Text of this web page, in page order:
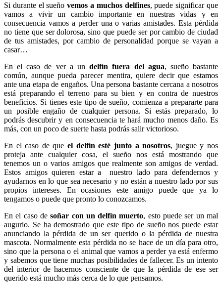
Si durante el sueñovemos a muchos delfines, puede significar que
vamos a vivir un cambio importante en nuestras vidas y en
consecuencia vamos a perder una o varias amistades. Esta pérdida
no tiene que ser dolorosa, sino que puede ser por cambio de ciudad
de tus amistades, por cambio de personalidad porque se vayan a
casar…
En el caso de ver a undelfín fuera del agua, sueño bastante
común, aunque pueda parecer mentira, quiere decir que estamos
ante una etapa de engaños. Una persona bastante cercana a nosotros
está preparando el terreno para su bien y en contra de nuestros
beneficios. Si tienes este tipo de sueño, comienza a prepararte para
un posible engaño de cualquier persona. Si estás preparado, lo
podrás descubrir y en consecuencia te hará mucho menos daño. Es
más, con un poco de suerte hasta podrás salir victorioso.
En el caso de queel delfín esté junto a nosotros, juegue y nos
proteja ante cualquier cosa, el sueño nos está mostrando que
tenemos un o varios amigos que realmente son amigos de verdad.
Estos amigos quieren estar a nuestro lado para defendernos y
ayudarnos en lo que sea necesario y no están a nuestro lado por sus
propios intereses. En ocasiones este amigo puede que ya lo
tengamos o puede que pronto lo conozcamos.
En el caso desoñar con un delfín muerto, esto puede ser un mal
augurio. Se ha demostrado que este tipo de sueño nos puede estar
anunciando la pérdida de un ser querido o la pérdida de nuestra
mascota. Normalmente esta pérdida no se hace de un día para otro,
sino que la persona o el animal que vamos a perder ya está enfermo
y sabemos que tiene muchas posibilidades de fallecer. Es un intento
del interior de hacernos consciente de que la pérdida de ese ser
querido está mucho más cerca de lo que pensamos.